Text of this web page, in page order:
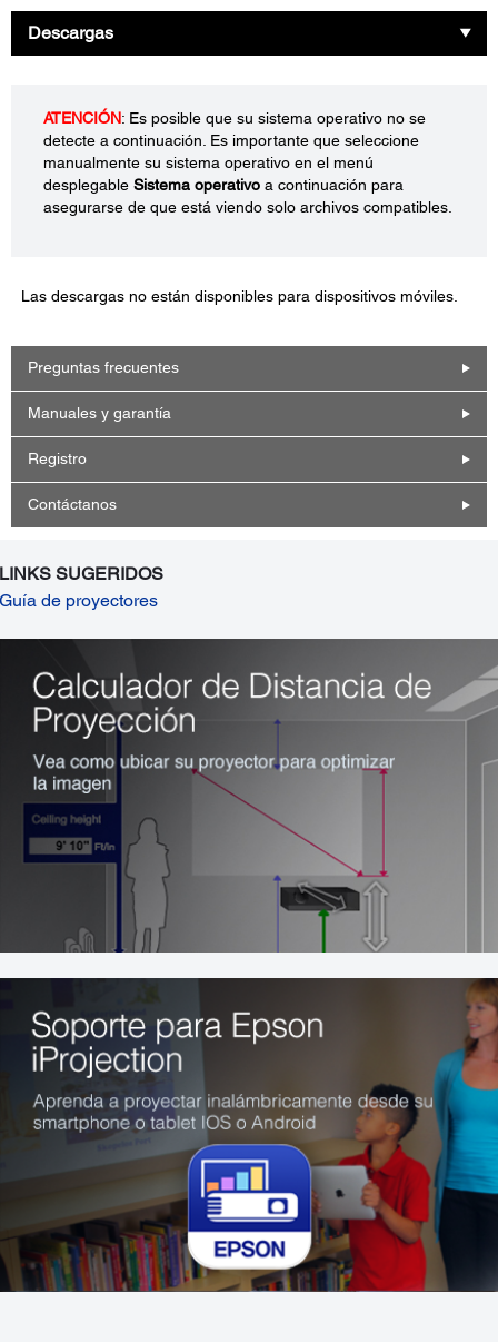
Descargas
ATENCIÓN: Es posible que su sistema operativo no se
detecte a continuación. Es importante que seleccione
manualmente su sistema operativo en el menú
desplegable Sistema operativo a continuación para
asegurarse de que está viendo solo archivos compatibles.
Las descargas no están disponibles para dispositivos móviles.
Preguntas frecuentes
Manuales y garantía
Registro
Contáctanos
LINKS SUGERIDOS
Guía de proyectores